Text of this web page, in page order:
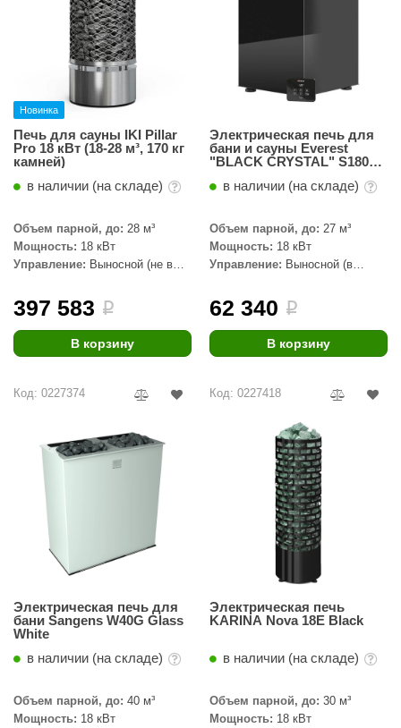
Sauna
icon
Новинка
Печь для сауны IKI Pillar
Pro 18 кВт (18-28 м³, 170 кг
камней)
в наличии (на складе)
Объем парной, до: 28 м³
Мощность: 18 кВт
Управление: Выносной (не в
397 583 i
В корзину
Электрическая печь для
бани и сауны Everest
"BLACK CRYSTAL" S180
комплекте)
в наличии (на складе)
Объем парной, до: 27 м³
Мощность: 18 кВт
Управление: Выносной (в
62 340 i
В корзину
Код: 0227374
Электрическая печь для
бани Sangens W40G Glass
White
в наличии (на складе)
Объем парной, до: 40 м³
Мощность: 18 кВт
Код: 0227418
Электрическая печь
KARINA Nova 18E Black
в наличии (на складе)
Объем парной, до: 30 м³
Мощность: 18 кВт